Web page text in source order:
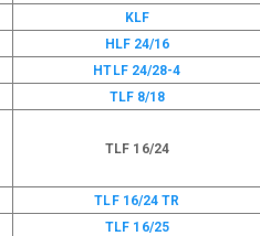
KLF
НLF 24/16
HTLF 24/28-4
TLF 8/18
TLF 16/24
TLF 16/24 TR
TLF 16/25